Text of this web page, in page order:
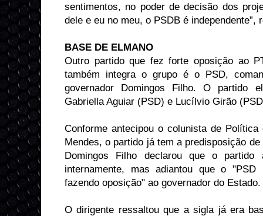
sentimentos, no poder de decisão dos
dele e eu no meu, o PSDB é independente”,
BASE DE ELMANO
Outro partido que fez forte oposição ao
também integra o grupo é o PSD,
governador Domingos Filho. O partido
Gabriella Aguiar (PSD) e Lucílvio Girão
Conforme antecipou o colunista de
Mendes, o partido já tem a predisposição
Domingos Filho declarou que o
internamente, mas adiantou que o
fazendo oposição" ao governador do Estado.
O dirigente ressaltou que a sigla já era